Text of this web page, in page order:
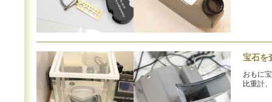
宝石を
おもに
比重計